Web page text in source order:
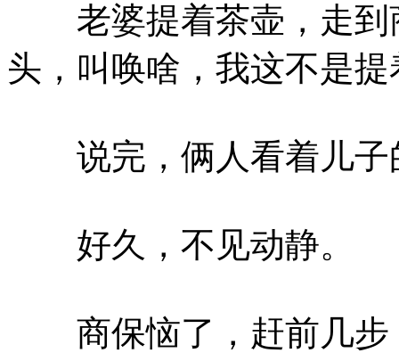
老婆提着茶壶，走到
头，叫唤啥，我这不是
说完，俩人看着儿子
好久，不见动静。
商保恼了，赶前几步